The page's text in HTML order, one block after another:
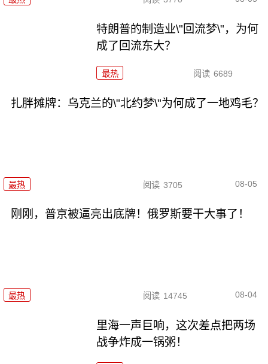
特朗普的制造业\"回流梦\"，为何
成了回流东大？
最热 阅读 6689
扎胖摊牌：乌克兰的\"北约梦\"为何成了一地鸡毛？
最热 阅读 3705 08-05
刚刚，普京被逼亮出底牌！俄罗斯要干大事了！
最热 阅读 14745 08-04
里海一声巨响，这次差点把两场
战争炸成一锅粥！